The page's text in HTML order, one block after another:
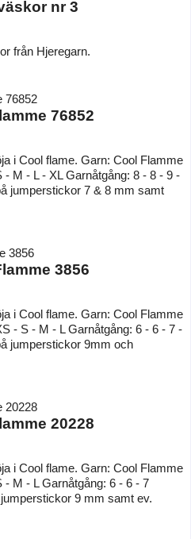
nr 3
från Hjeregarn.
76852
i Cool flame. Garn: Cool Flamme
M - L - XL Garnåtgång: 8 - 8 - 9 -
jumperstickor 7 & 8 mm samt
3856
i Cool flame. Garn: Cool Flamme
- S - M - L Garnåtgång: 6 - 6 - 7 -
jumperstickor 9mm och
20228
i Cool flame. Garn: Cool Flamme
M - L Garnåtgång: 6 - 6 - 7
9 mm samt ev.